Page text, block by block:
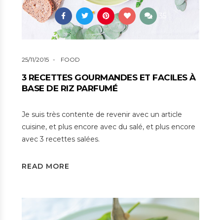
35
25/11/2015 FOOD
3 RECETTES GOURMANDES ET FACILES À
BASE DE RIZ PARFUMÉ
Je suis très contente de revenir avec un article
cuisine, et plus encore avec du salé, et plus encore
avec 3 recettes salées.
READ MORE